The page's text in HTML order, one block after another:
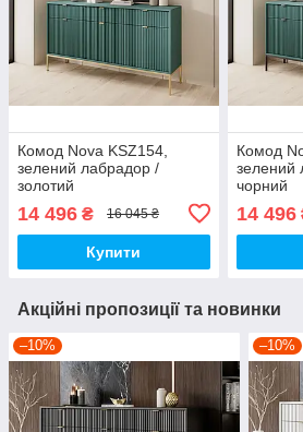
Комод Nova KSZ154,
зелений лабрадор /
золотий
14 496 ₴ 16 045 ₴
Купити
Комод
зелений
чорний
14 496
Акційні пропозиції та новинки
–10% –10%